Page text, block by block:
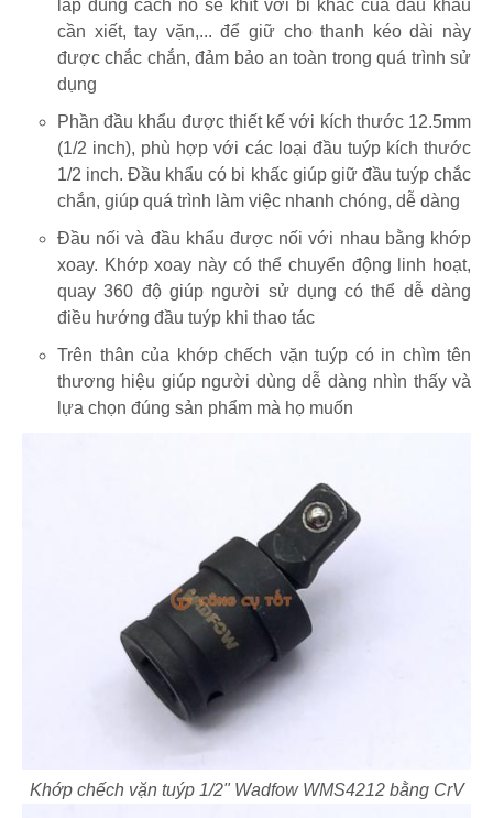
lắp đúng cách nó sẽ khít với bi khấc của đầu khẩu
cần xiết, tay vặn,... để giữ cho thanh kéo dài này
được chắc chắn, đảm bảo an toàn trong quá trình sử
dụng
Phần đầu khẩu được thiết kế với kích thước 12.5mm
(1/2 inch), phù hợp với các loại đầu tuýp kích thước
1/2 inch. Đầu khẩu có bi khấc giúp giữ đầu tuýp chắc
chắn, giúp quá trình làm việc nhanh chóng, dễ dàng
Đầu nối và đầu khẩu được nối với nhau bằng khớp
xoay. Khớp xoay này có thể chuyển động linh hoạt,
quay 360 độ giúp người sử dụng có thể dễ dàng
điều hướng đầu tuýp khi thao tác
Trên thân của khớp chếch vặn tuýp có in chìm tên
thương hiệu giúp người dùng dễ dàng nhìn thấy và
lựa chọn đúng sản phẩm mà họ muốn
Khớp chếch vặn tuýp 1/2" Wadfow WMS4212 bằng CrV